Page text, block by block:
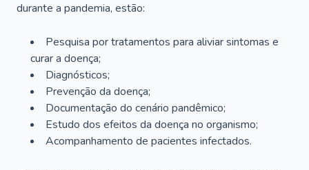
durante a pandemia, estão:
Pesquisa por tratamentos para aliviar sintomas e
curar a doença;
Diagnósticos;
Prevenção da doença;
Documentação do cenário pandêmico;
Estudo dos efeitos da doença no organismo;
Acompanhamento de pacientes infectados.